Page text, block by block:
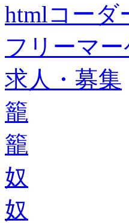
htmlコーダ
フリーマ
求人・募集
籠
籠
奴
奴